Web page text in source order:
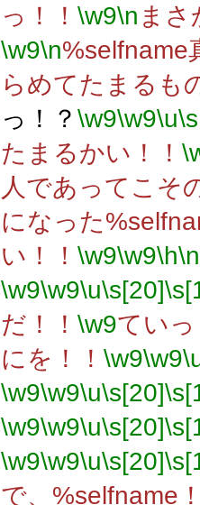
っ！！ \w9\n まさ
\w9\n%selfname
らめてたまるも
っ！？ \w9\w9\u
たまるかい！！
人であってこそ
になった
い！！ \w9\w9\h\n
\w9\w9\u\s[20]
だ！！ \w9てい
にを！！ \w9\w9
\w9\w9\u\s[20]
\w9\w9\u\s[20]
\w9\w9\u\s[20]
で、%selfname